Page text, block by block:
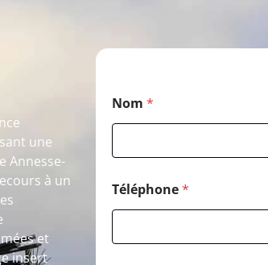
une
Annesse-
à un
et
insert
Nom *
Téléphone*